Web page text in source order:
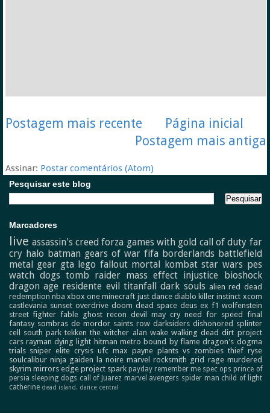
Postagem mais recente
Postagem mais antiga
Página inicial
Assinar: Postar comentários (Atom)
Pesquisar este blog
Marcadores
live assassin's creed forza games with gold call of duty far
cry halo batman gears of war fifa borderlands battlefield
metal gear gta lego fallout mortal kombat star wars pes
watch dogs tomb raider mass effect injustice bioshock
dragon age residente evil titanfall dark souls alien red dead
redemption nba xbox one minecraft just dance diablo killer instinct xcom
castlevania sunset overdrive doom dead space deus ex f1 wolfenstein
street fighter fable ghost recon devil may cry need for speed final
fantasy sombras de mordor saints row darksiders dishonored splinter
cell
south park tekken the witcher alan wake walking dead dirt project
cars rayman dying light hitman metro bound by flame dragon's dogma
trials sniper elite crysis ufc max payne plants vs zombies thief ryse
soulcalibur ninja gaiden la noire marvel rocksmith grid rage murdered
skyrim mirrors edge project spark payday remember me spec ops prince of
persia sleeping dogs call of Juarez marvel avengers spider man child of light
catherine dead island. dance central